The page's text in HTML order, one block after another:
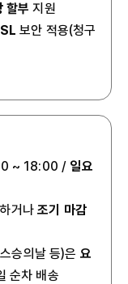
할부 지원
보안 적용(청구
~ 18:00 / 일요
하거나조기 마감
승의날 등)은 요
순차 배송